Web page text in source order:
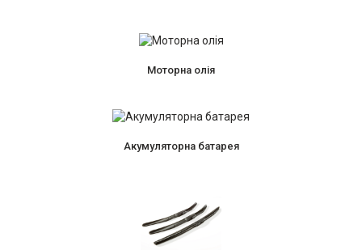
Моторна олія
Акумуляторна батарея